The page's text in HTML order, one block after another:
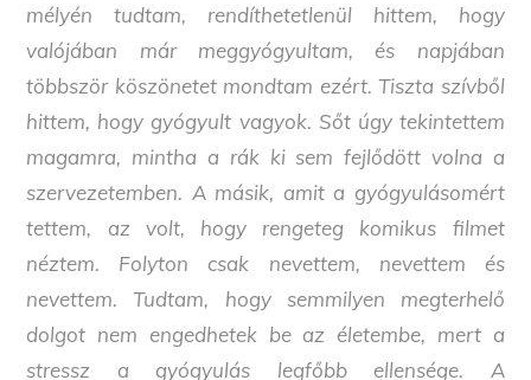
mélyén tudtam, rendíthetetlenül hittem, hogy
valójában már meggyógyultam, és napjában
többször köszönetet mondtam ezért. Tiszta szívből
hittem, hogy gyógyult vagyok. Sőt úgy tekintettem
magamra, mintha a rák ki sem fejlődött volna a
szervezetemben. A másik, amit a gyógyulásomért
tettem, az volt, hogy rengeteg komikus filmet
néztem. Folyton csak nevettem, nevettem és
nevettem. Tudtam, hogy semmilyen megterhelő
dolgot nem engedhetek be az életembe, mert a
stressz a gyógyulás legfőbb ellensége. A